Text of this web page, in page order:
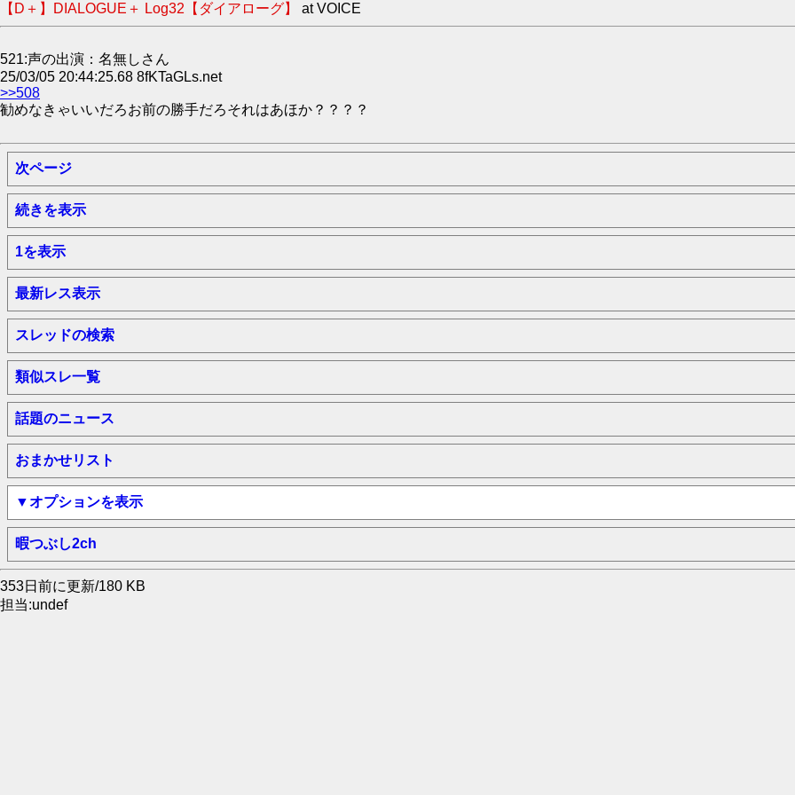
【D＋】DIALOGUE＋ Log32【ダイアローグ】 at VOICE
521:声の出演：名無しさん
25/03/05 20:44:25.68 8fKTaGLs.net
>>508
勧めなきゃいいだろお前の勝手だろそれはあほか？？？？
次ページ
続きを表示
1を表示
最新レス表示
スレッドの検索
類似スレ一覧
話題のニュース
おまかせリスト
▼オプションを表示
暇つぶし2ch
353日前に更新/180 KB
担当:undef